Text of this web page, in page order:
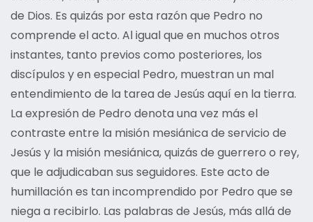
de Dios. Es quizás por esta razón que Pedro no
comprende el acto. Al igual que en muchos otros
instantes, tanto previos como posteriores, los
discípulos y en especial Pedro, muestran un mal
entendimiento de la tarea de Jesús aquí en la tierra.
La expresión de Pedro denota una vez más el
contraste entre la misión mesiánica de servicio de
Jesús y la misión mesiánica, quizás de guerrero o rey,
que le adjudicaban sus seguidores. Este acto de
humillación es tan incomprendido por Pedro que se
niega a recibirlo. Las palabras de Jesús, más allá de